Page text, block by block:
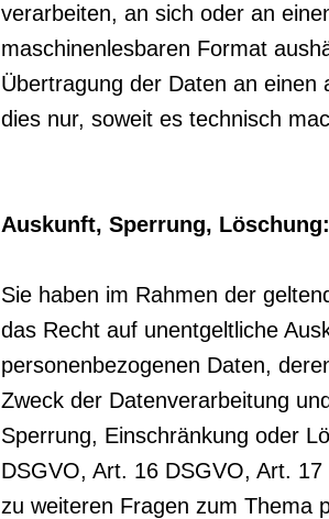
verarbeiten, an sich oder an
maschinenlesbaren Format
Übertragung der Daten an einen
dies nur, soweit es technisch
Auskunft, Sperrung, Löschung:
Sie haben im Rahmen der
das Recht auf unentgeltliche
personenbezogenen Daten,
Zweck der Datenverarbeitung
Sperrung, Einschränkung oder
DSGVO, Art. 16 DSGVO, Art.
zu weiteren Fragen zum Thema